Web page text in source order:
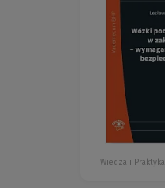
Wiedza i Praktyka